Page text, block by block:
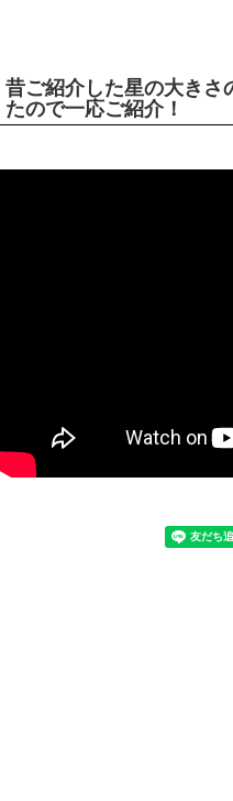
昔ご紹介した星の大きさ
たので一応ご紹介！